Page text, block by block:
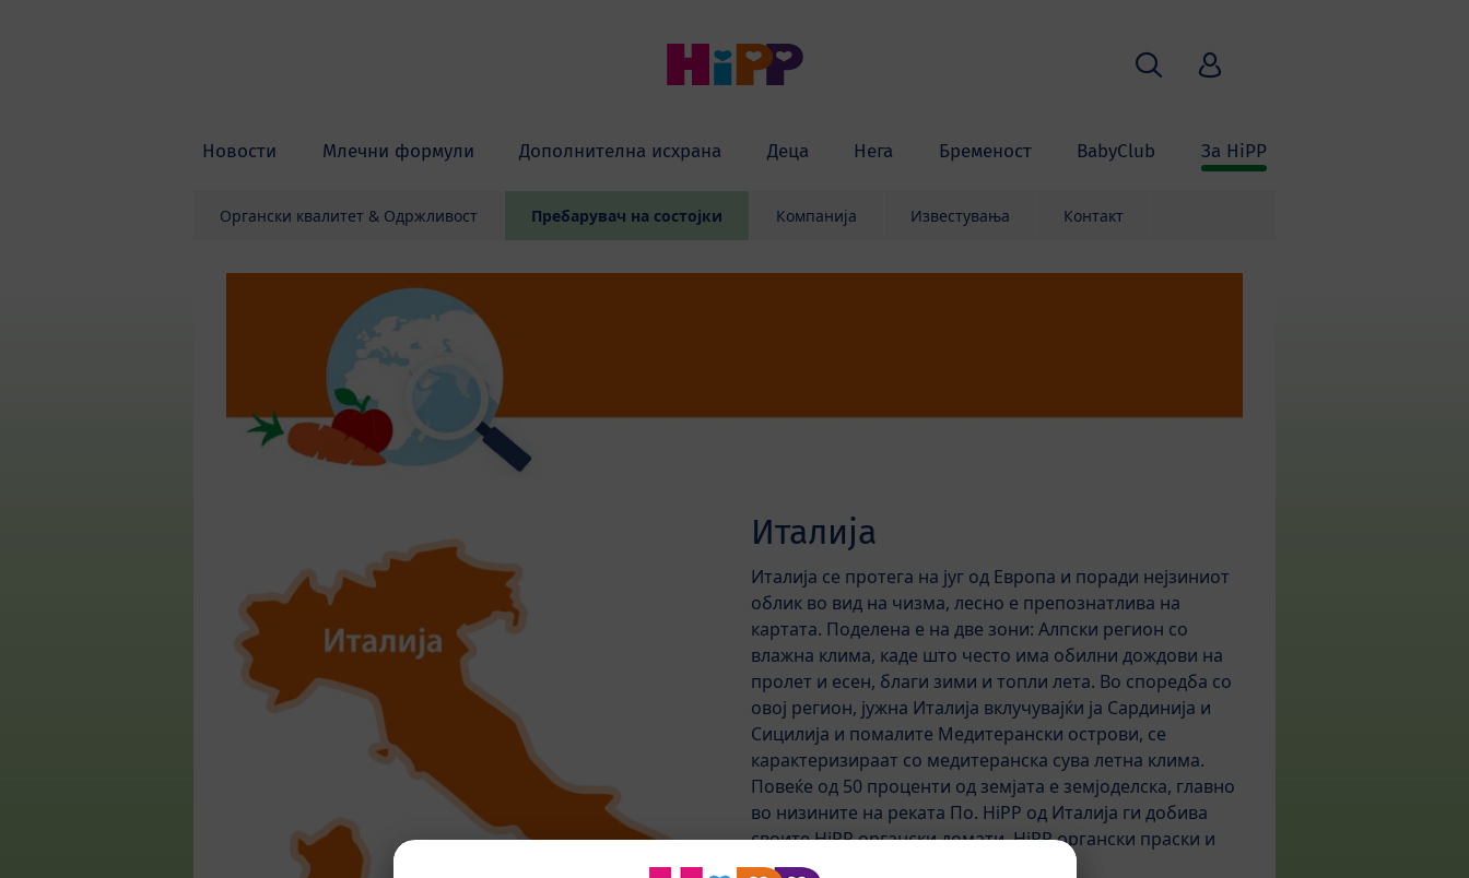
Новости Млечни формули Дополнителна исхрана Деца Нега Бременост BabyClub За HiPP
Пребарување
HiPP Babyclub
Органски квалитет & Одржливост Пребарувач на состојки Компанија Известувања Контакт
Италија
Италија се протега на југ од Европа и поради нејзиниот
облик во вид на чизма, лесно е препознатлива на
картата. Поделена е на две зони: Алпски регион со
влажна клима, каде што често има обилни дождови на
пролет и есен, благи зими и топли лета. Во споредба со
овој регион, јужна Италија вклучувајќи ја Сардинија и
Сицилија и помалите Медитерански острови, се
карактеризираат со медитеранска сува летна клима.
Повеќе од 50 проценти од земјата е земјоделска, главно
во низините на реката По. HiPP од Италија ги добива
своите HiPP органски домати, HiPP органски праски и
HiPP органски круши.